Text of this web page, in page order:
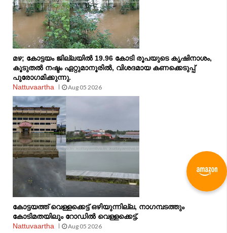
മഴ; കോട്ടയം ജില്ലയില്‍ 19.96 കോടി രൂപയുടെ കൃഷിനാശം,
കൂടുതല്‍ നഷ്ടം ഏറ്റുമാനൂരിൽ, വിശദമായ കണക്കെടുപ്പ്
പുരോഗമിക്കുന്നു.
Nattuvaartha
Aug 05 2026
കോട്ടയത്ത് വെള്ളക്കെട്ട് ഒഴിയുന്നില്ല, നാഗമ്പടത്തും
കോടിമതയിലും റോഡിൽ വെള്ളക്കെട്ട്.
Nattuvaartha
Aug 05 2026